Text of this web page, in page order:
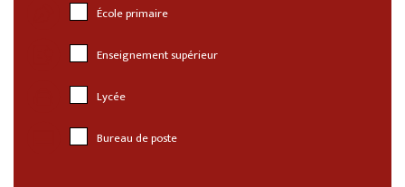
École primaire
Enseignement supérieur
Lycée
Bureau de poste